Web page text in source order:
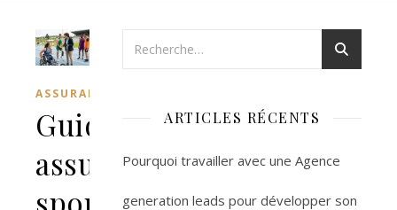
ASSURANCES
Guide
assurance
sportive
ARTICLES RÉCENTS
Pourquoi travailler avec une Agence
generation leads pour développer son